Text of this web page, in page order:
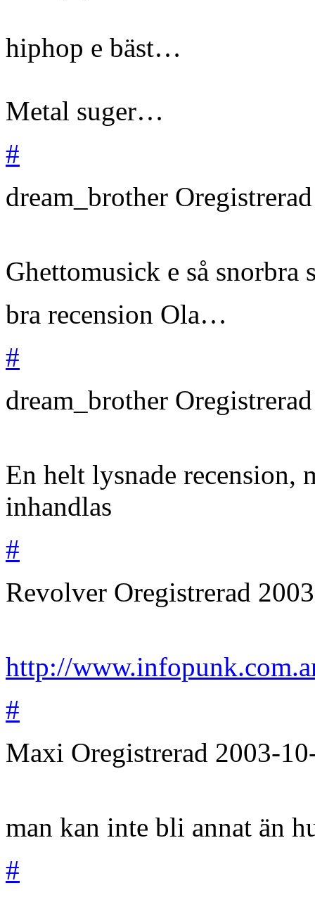
hiphop e bäst…
Metal suger…
#
dream_brother
Ghettomusick e så
bra recension Ola…
#
dream_brother
En helt lysnade recension,
inhandlas
#
Revolver Oregistrerad
http://
#
Maxi Oregistrerad 2003-
man kan inte bli annat än
#